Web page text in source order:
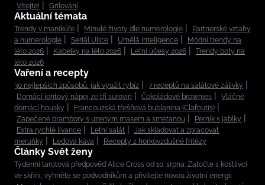
Vítejte!
Grilování
Aktuální témata
Trendy v manikúře Minulé životy dle numerologie
Partnerské vztahy
a numerologie
Seriál Ulice Umělá inteligence
Módní trendy na
léto 2026
Kabelky na léto 2026 Letní účesy 2026
Trendy boty na
léto 2026
Vaření a recepty
30 nejlepších způsobů, jak využít rybíz
7 receptů na salátové zálivky
Domácí iontový nápoj ze tří surovin
Čokoládové brownies
Vláčné
domácí housky
Francouzská třešňová bublanina (Clafoutis)
Zapečené brambory s uzeným masem a smetanou
Perník s jablky
Extra rychlé lívance
Letní salát
Jak skladovat a zpracovat
meruňky
Ledová káva Recepty z horkovzdušné fritézy
Články Svět ženy
Týdenní tarotová předpověď Alice Cross od 10. srpna: Zatočte s kostlivci
ve skříni, vyhněte se podvodníkům a přivítejte novou životní energii